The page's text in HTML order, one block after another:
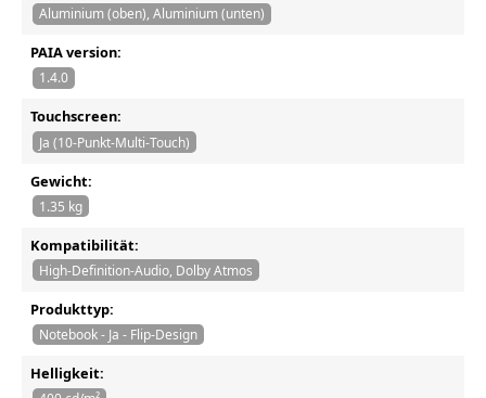
Aluminium (oben), Aluminium (unten)
PAIA version:
1.4.0
Touchscreen:
Ja (10-Punkt-Multi-Touch)
Gewicht:
1.35 kg
Kompatibilität:
High-Definition-Audio, Dolby Atmos
Produkttyp:
Notebook - Ja - Flip-Design
Helligkeit: